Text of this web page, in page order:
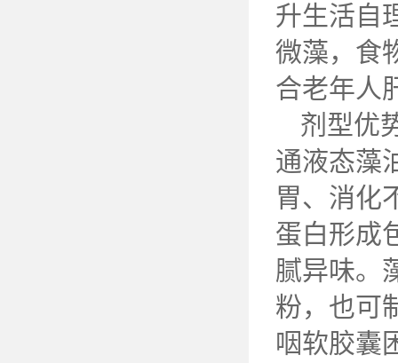
升生活自
微藻，食
合老年人
剂型优
通液态藻
胃、消化
蛋白形成
腻异味。
粉，也可
咽软胶囊